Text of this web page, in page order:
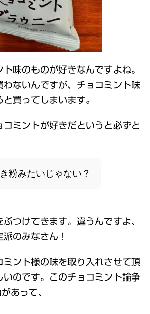
味のものが好きなんですよね。
わないんですが、チョコミント味
買ってしまいます。
コミントが好きだというと必ずと
粉みたいじゃない？
つけてきます。違うんですよ、
のみなさん！
ミント様の味を取り入れさせて頂
いのです。このチョコミント論争
あって、